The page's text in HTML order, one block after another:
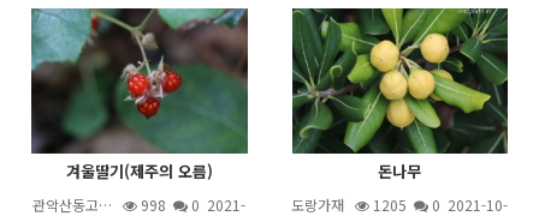
겨울딸기(제주의 오름)
관악산동고… 998
0 2021-
돈나무
도랑가재 1205
0 2021-10-